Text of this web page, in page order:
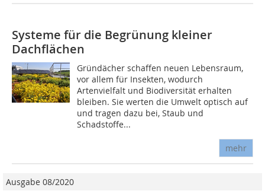
Systeme für die Begrünung kleiner
Dachflächen
Gründächer schaffen neuen Lebensraum,
vor allem für Insekten, wodurch
Artenvielfalt und Biodiversität erhalten
bleiben. Sie werten die Umwelt optisch auf
und tragen dazu bei, Staub und
Schadstoffe...
mehr
Ausgabe 08/2020